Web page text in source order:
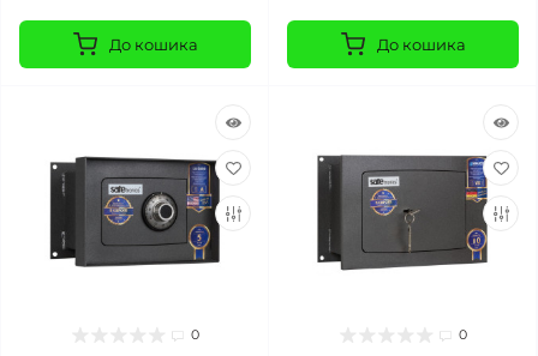
До кошика До кошика
0 0